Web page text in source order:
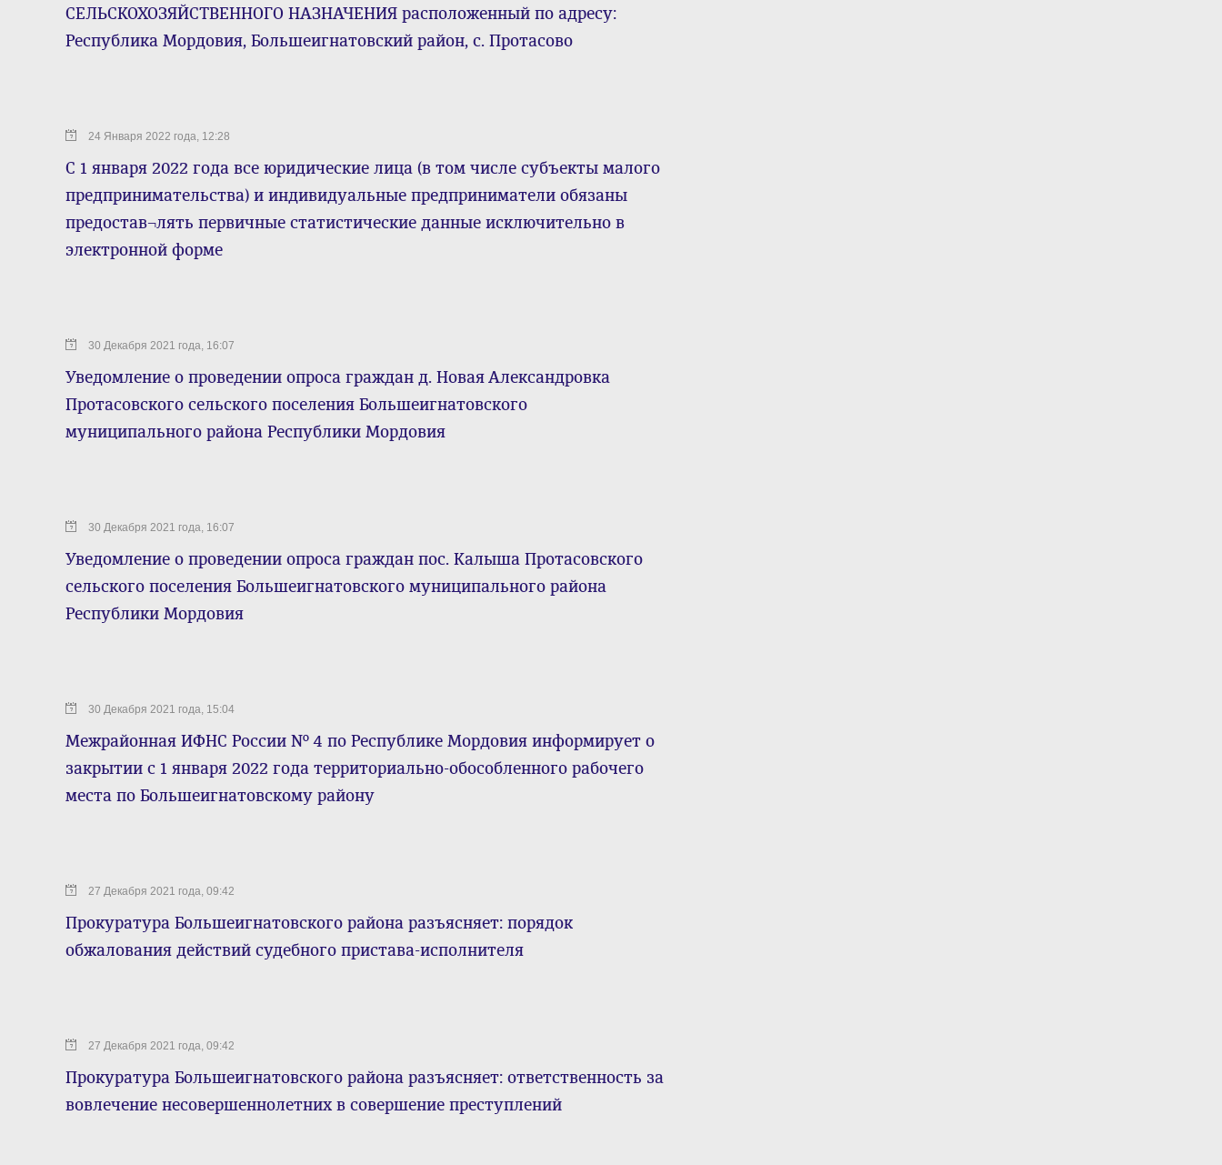
СЕЛЬСКОХОЗЯЙСТВЕННОГО НАЗНАЧЕНИЯ расположенный по адресу:
Республика Мордовия, Большеигнатовский район, с. Протасово
24 Января 2022 года, 12:28
С 1 января 2022 года все юридические лица (в том числе субъекты малого
предпринимательства) и индивидуальные предприниматели обязаны
предостав¬лять первичные статистические данные исключительно в
электронной форме
30 Декабря 2021 года, 16:07
Уведомление о проведении опроса граждан д. Новая Александровка
Протасовского сельского поселения Большеигнатовского
муниципального района Республики Мордовия
30 Декабря 2021 года, 16:07
Уведомление о проведении опроса граждан пос. Калыша Протасовского
сельского поселения Большеигнатовского муниципального района
Республики Мордовия
30 Декабря 2021 года, 15:04
Межрайонная ИФНС России № 4 по Республике Мордовия информирует о
закрытии с 1 января 2022 года территориально-обособленного рабочего
места по Большеигнатовскому району
27 Декабря 2021 года, 09:42
Прокуратура Большеигнатовского района разъясняет: порядок
обжалования действий судебного пристава-исполнителя
27 Декабря 2021 года, 09:42
Прокуратура Большеигнатовского района разъясняет: ответственность за
вовлечение несовершеннолетних в совершение преступлений